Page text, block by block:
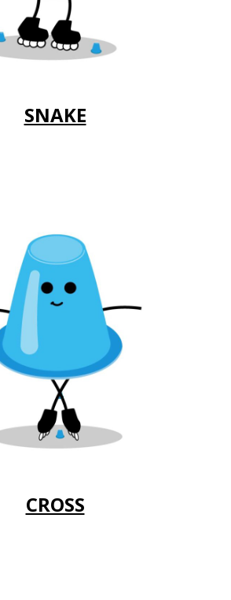
SNAKE
CROSS